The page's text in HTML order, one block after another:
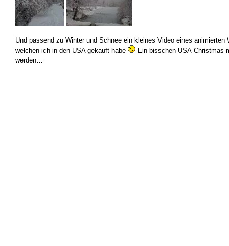
Und passend zu Winter und Schnee ein kleines Video eines animierten
welchen ich in den USA gekauft habe
Ein bisschen USA-Christmas
werden…